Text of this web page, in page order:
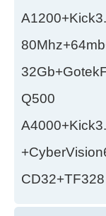
Q500
CD32+TF328